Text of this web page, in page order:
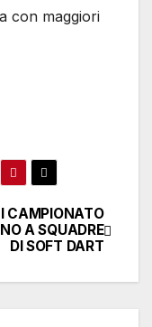
con maggiori
CAMPIONATO
A SQUADRE
DI SOFT DART